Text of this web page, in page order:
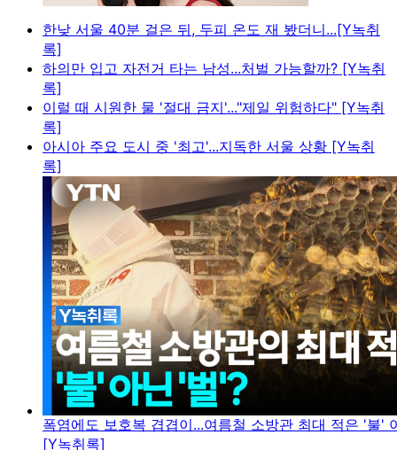
한낮 서울 40분 걸은 뒤, 두피 온도 재 봤더니...[Y녹취
록]
하의만 입고 자전거 타는 남성...처벌 가능할까? [Y녹취
록]
이럴 때 시원한 물 '절대 금지'..."제일 위험하다" [Y녹취
록]
아시아 주요 도시 중 '최고'...지독한 서울 상황 [Y녹취
록]
폭염에도 보호복 겹겹이...여름철 소방관 최대 적은 '불'
[Y녹취록]